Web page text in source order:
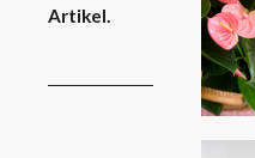
Artikel.